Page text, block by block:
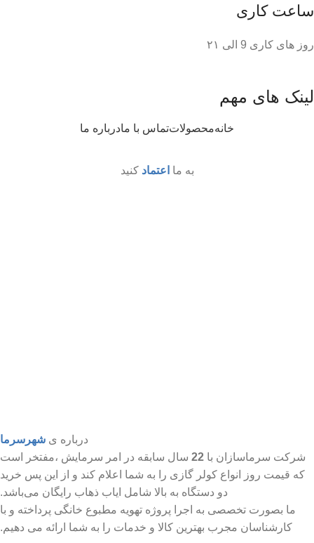
ساعت کاری
روز های کاری 9 الی ۲۱
لینک های مهم
خانهمحصولاتتماس با مادرباره ما
درباره ی شهرسرما
شرکت سرماسازان با 22سال سابقه در امر سرمایش ،مفتخر است
که قیمت روز انواع کولر گازی را به شما اعلام کند و از این پس خرید
دو دستگاه به بالا شامل ایاب ذهاب رایگان می‌باشد.
ما بصورت تخصصی به اجرا پروژه تهویه مطبوع خانگی پرداخته و با
کارشناسان مجرب بهترین کالا و خدمات را به شما ارائه می دهیم.
به ما اعتماد کنید